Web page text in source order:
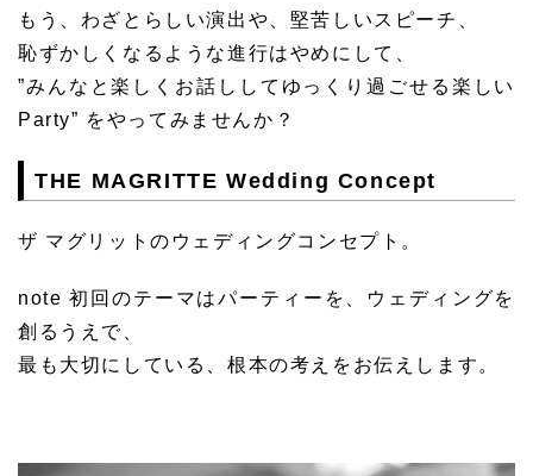
もう、わざとらしい演出や、堅苦しいスピーチ、
恥ずかしくなるような進行はやめにして、
”みんなと楽しくお話ししてゆっくり過ごせる楽しい
Party” をやってみませんか？
THE MAGRITTE Wedding Concept
ザ マグリットのウェディングコンセプト。
note 初回のテーマはパーティーを、ウェディングを
創るうえで、
最も大切にしている、根本の考えをお伝えします。